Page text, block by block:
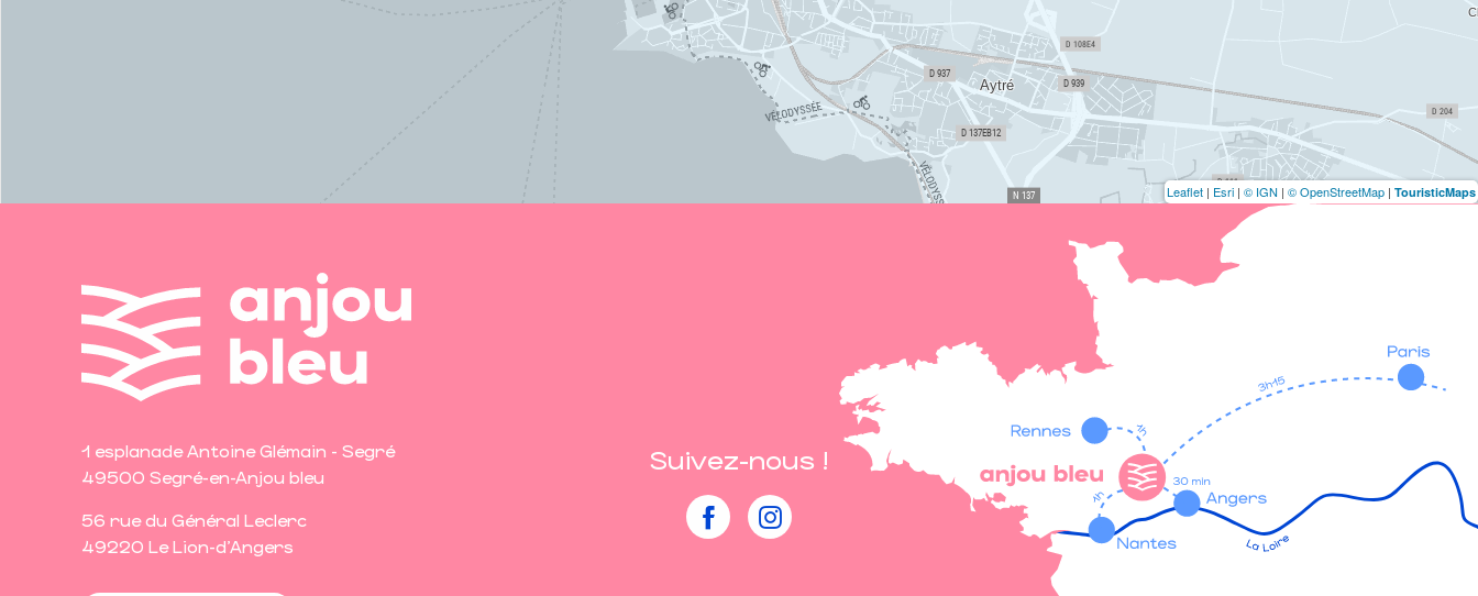
Leaflet | Esri | © IGN | © OpenStreetMap | TouristicMaps
1 esplanade Antoine Glémain - Segré
49500 Segré-en-Anjou bleu
56 rue du Général Leclerc
49220 Le Lion-d'Angers
Suivez-nous !